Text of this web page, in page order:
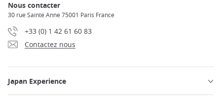
Nous contacter
30 rue Sainte Anne 75001 Paris France
+33 (0) 1 42 61 60 83
Contactez nous
Japan Experience